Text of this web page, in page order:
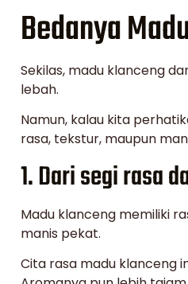
Bedanya
Sekilas, madu klanceng
lebah.
Namun, kalau kita
rasa, tekstur, maupun
1. Dari segi rasa
Madu klanceng memiliki
manis pekat.
Cita rasa madu klanceng